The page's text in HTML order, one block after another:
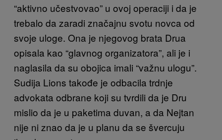
“aktivno učestvovao” u ovoj operaciji i da je
trebalo da zaradi značajnu svotu novca od
svoje uloge. Ona je njegovog brata Drua
opisala kao “glavnog organizatora”, ali je i
naglasila da su obojica imali “važnu ulogu”.
Sudija Lions takođe je odbacila trdnje
advokata odbrane koji su tvrdili da je Dru
mislio da je u paketima duvan, a da Nejtan
nije ni znao da je u planu da se švercuju